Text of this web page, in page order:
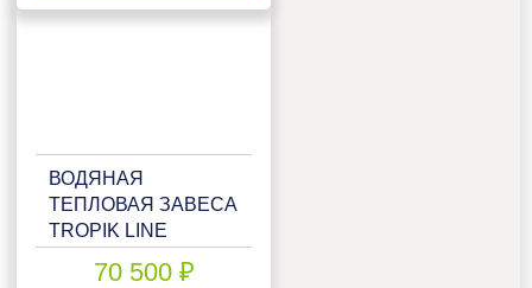
ВОДЯНАЯ
ТЕПЛОВАЯ ЗАВЕСА
TROPIK LINE
70 500 ₽